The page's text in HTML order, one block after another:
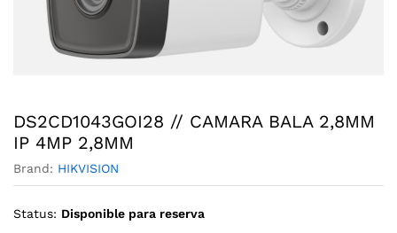
DS2CD1043GOI28 // CAMARA BALA 2,8MM
IP 4MP 2,8MM
Brand: HIKVISION
Status: Disponible para reserva